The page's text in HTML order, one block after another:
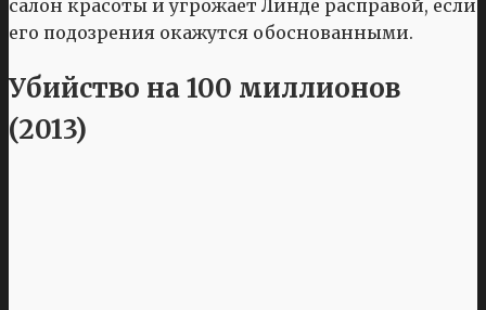
салон красоты и угрожает Линде расправой, если
его подозрения окажутся обоснованными.
Убийство на 100 миллионов
(2013)